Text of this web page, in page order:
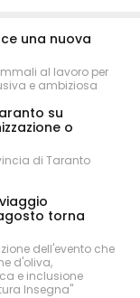
una nuova
al lavoro per
e ambiziosa
su
o
di Taranto
torna
dell'evento che
d'oliva,
e inclusione
Insegna"